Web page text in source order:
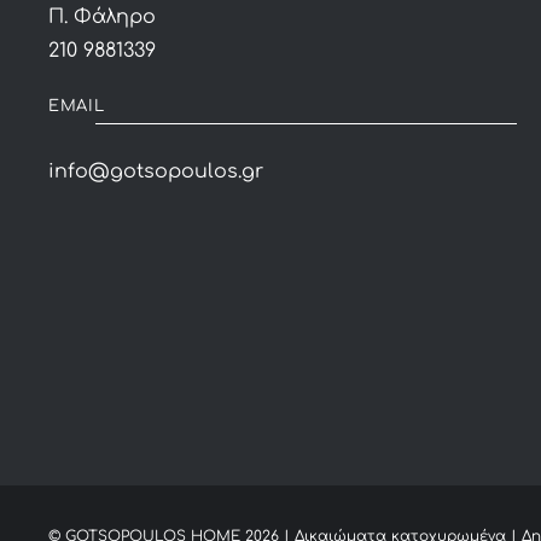
Π. Φάληρο
210 9881339
EMAIL
info@gotsopoulos.gr
© GOTSOPOULOS HOME 2026 | Δικαιώματα κατοχυρωμένα |